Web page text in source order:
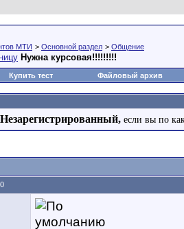
МТИ > Основной раздел > Общение
Нужна курсовая!!!!!!!!!
Купить тест Файловый архив
Незарегистрированный, если вы по